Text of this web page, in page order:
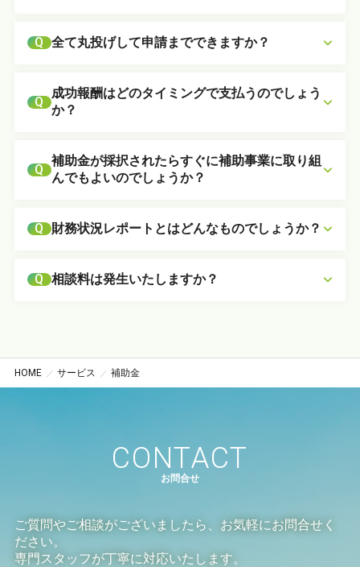
Q 全て丸投げして申請までできますか？
Q
成功報酬はどのタイミングで支払うのでしょう
か？
Q
補助金が採択されたらすぐに補助事業に取り組
んでもよいのでしょうか？
Q 財務状況レポートとはどんなものでしょうか？
Q 相談料は発生いたしますか？
HOME サービス 補助金
CONTACT
お問合せ
ご質問やご相談がございましたら、お気軽にお問合せく
ださい。
専門スタッフが丁寧に対応いたします。